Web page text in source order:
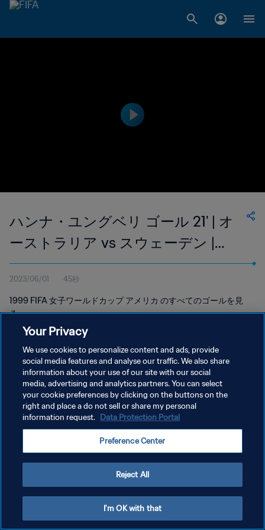
ハンナ・ユングベリ ゴール 21' | オ
ーストラリア vs スウェーデン |
1999 FIFA 女子ワールドカップ アメ
リカ
2023/06/01 45秒
1999 FIFA 女子ワールドカップ アメリカ のすべてのゴールを見
る。
プライバシーポリシー
サービス利用規約
クッキー設定の管理
Your Privacy
We use cookies to personalize content and ads, provide
social media features and analyse our traffic. We also share
information about your use of our site with our social
media, advertising and analytics partners. You can select
your cookie preferences by clicking on the buttons on the
right and place a do not sell or share my personal
information request. Data Protection Portal
Preference Center
Reject All
I'm OK with that